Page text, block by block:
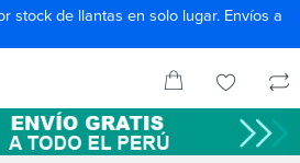
stock de llantas en solo lugar. Envíos a